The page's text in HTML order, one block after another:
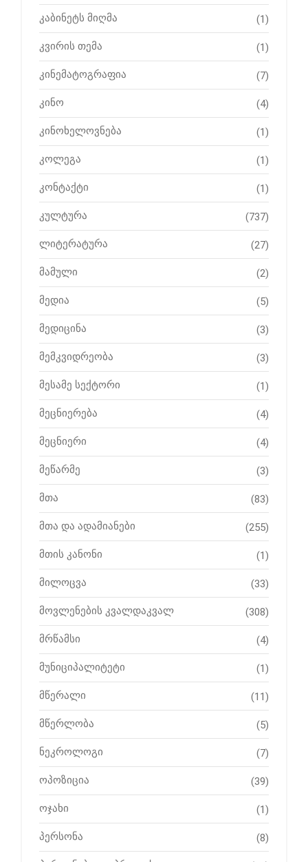
კაბინეტს მიღმა (1)
კვირის თემა (1)
კინემატოგრაფია (7)
კინო (4)
კინოხელოვნება (1)
კოლეგა (1)
კონტაქტი (1)
კულტურა (737)
ლიტერატურა (27)
მამული (2)
მედია (5)
მედიცინა (3)
მემკვიდრეობა (3)
მესამე სექტორი (1)
მეცნიერება (4)
მეცნიერი (4)
მეწარმე (3)
მთა (83)
მთა და ადამიანები (255)
მთის კანონი (1)
მილოცვა (33)
მოვლენების კვალდაკვალ (308)
მრწამსი (4)
მუნიციპალიტეტი (1)
მწერალი (11)
მწერლობა (5)
ნეკროლოგი (7)
ოპოზიცია (39)
ოჯახი (1)
პერსონა (8)